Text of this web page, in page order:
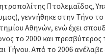
Πτολεμαΐδος,
γεννήθηκε στην Τήνο το
Αθηνών, ενώ έχει
το 2000 και
Τήνου. Από το 2006 ανέλαβε